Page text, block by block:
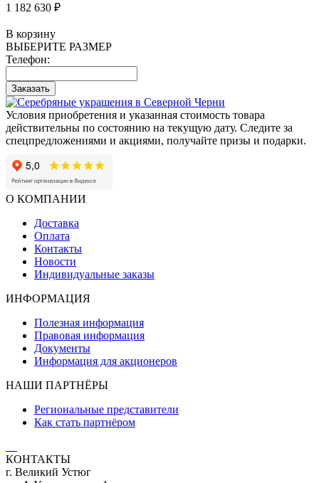
1 182 630 ₽
В корзину
ВЫБЕРИТЕ РАЗМЕР
Телефон:
Заказать
Условия приобретения и указанная стоимость товара
действительны по состоянию на текущую дату. Следите за
спецпредложениями и акциями, получайте призы и подарки.
О КОМПАНИИ
Доставка
Оплата
Контакты
Новости
Индивидуальные заказы
ИНФОРМАЦИЯ
Полезная информация
Правовая информация
Документы
Информация для акционеров
НАШИ ПАРТНЁРЫ
Региональные представители
Как стать партнёром
КОНТАКТЫ
г. Великий Устюг